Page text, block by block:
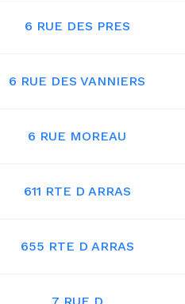
6 RUE DES PRES
6 RUE DES VANNIERS
6 RUE MOREAU
611 RTE D ARRAS
655 RTE D ARRAS